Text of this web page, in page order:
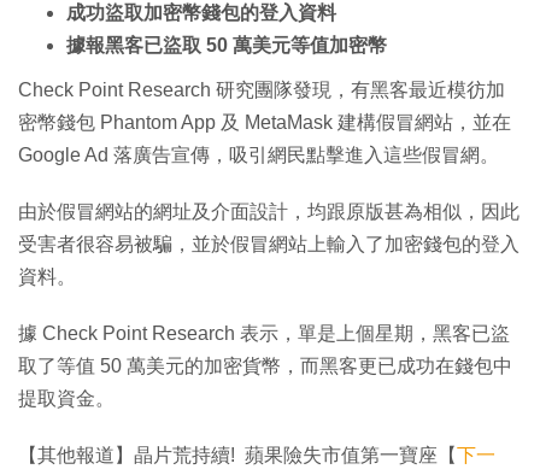
成功盜取加密幣錢包的登入資料
據報黑客已盜取 50 萬美元等值加密幣
Check Point Research 研究團隊發現，有黑客最近模彷加
密幣錢包 Phantom App 及 MetaMask 建構假冒網站，並在
Google Ad 落廣告宣傳，吸引網民點擊進入這些假冒網。
由於假冒網站的網址及介面設計，均跟原版甚為相似，因此
受害者很容易被騙，並於假冒網站上輸入了加密錢包的登入
資料。
據 Check Point Research 表示，單是上個星期，黑客已盜
取了等值 50 萬美元的加密貨幣，而黑客更已成功在錢包中
提取資金。
【其他報道】晶片荒持續! 蘋果險失市值第一寶座【下一